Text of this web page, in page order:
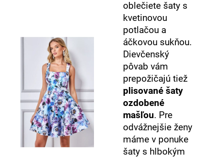
oblečiete šaty s
kvetinovou
potlačou a
áčkovou sukňou.
Dievčenský
pôvab vám
prepožičajú tiež
plisované šaty
ozdobené
mašľou. Pre
odvážnejšie ženy
máme v ponuke
šaty s hlbokým